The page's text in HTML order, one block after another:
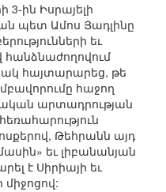
3-ին Իսրայելի
պետ Ամոս Յադլինը
եւ
հայտարարեց, թե
հաջող
արտադրության
Թեհրանն այդ
եւ լիբանանյան
է Սիրիայի եւ